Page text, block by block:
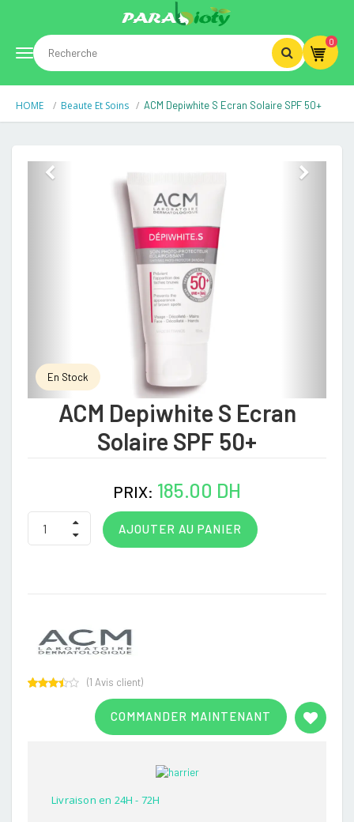
Toggle
navigation
0
HOME Beaute Et Soins ACM Depiwhite S Ecran Solaire SPF 50+
En Stock
ACM Depiwhite S Ecran
Solaire SPF 50+
PRIX: 185.00 DH
AJOUTER AU PANIER
COMMANDER MAINTENANT
(1 Avis client)
Livraison en 24H - 72H